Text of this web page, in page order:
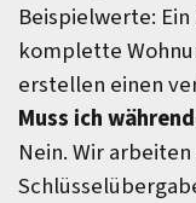
Beispielwerte: Ein
komplette
erstellen einen
Muss ich
Nein. Wir